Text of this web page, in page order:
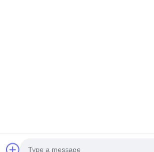
2023-2026 Fujian Hanwei Foods Co., Ltd. Tất cả. Tất